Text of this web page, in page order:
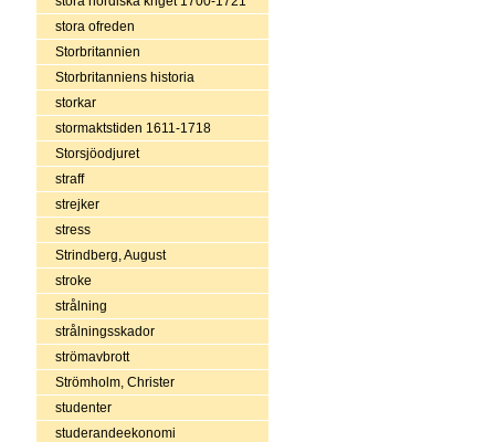
stora ofreden
Storbritannien
Storbritanniens historia
storkar
stormaktstiden 1611-1718
Storsjöodjuret
straff
strejker
stress
Strindberg, August
stroke
strålning
strålningsskador
strömavbrott
Strömholm, Christer
studenter
studerandeekonomi